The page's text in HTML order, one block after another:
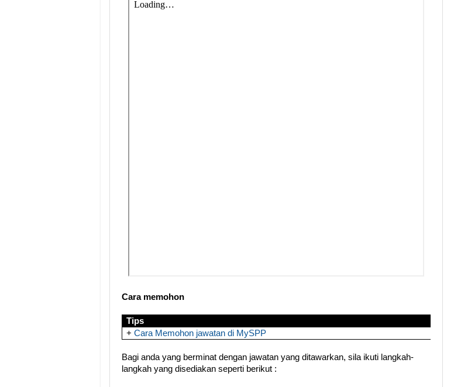
Cara memohon
Tips
+Cara Memohon jawatan di MySPP
Bagi anda yang berminat dengan jawatan yang ditawarkan, sila ikuti langkah-
langkah yang disediakan seperti berikut :